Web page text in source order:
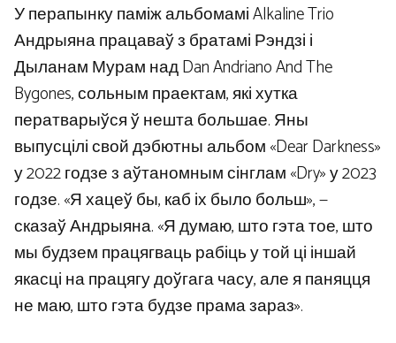
У перапынку паміж альбомамі Alkaline Trio
Андрыяна працаваў з братамі Рэндзі і
Дыланам Мурам над Dan Andriano And The
Bygones, сольным праектам, які хутка
ператварыўся ў нешта большае. Яны
выпусцілі свой дэбютны альбом «Dear Darkness»
у 2022 годзе з аўтаномным сінглам «Dry» у 2023
годзе. «Я хацеў бы, каб іх было больш», —
сказаў Андрыяна. «Я думаю, што гэта тое, што
мы будзем працягваць рабіць у той ці іншай
якасці на працягу доўгага часу, але я паняцця
не маю, што гэта будзе прама зараз».